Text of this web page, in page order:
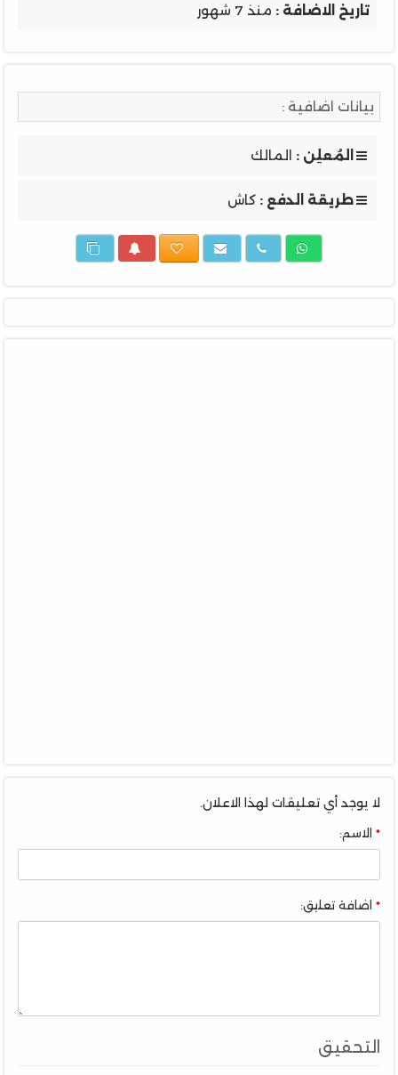
تاريخ الاضافة : منذ 7 شهور
بيانات اضافية :
المُعلِن : المالك
طريقة الدفع : كاش
لا يوجد أي تعليقات لهذا الاعلان.
الاسم:
اضافة تعليق:
التحقيق